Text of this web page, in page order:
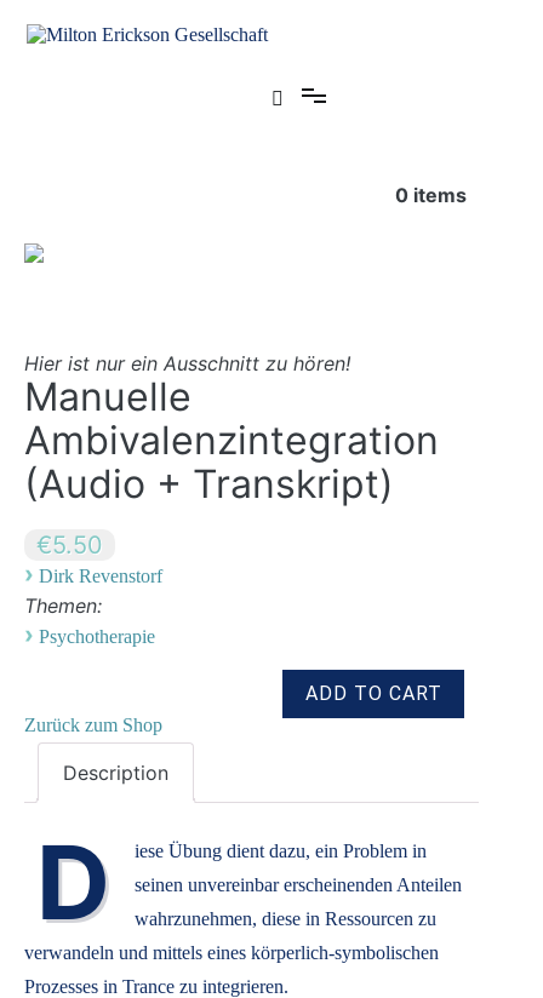
Inhalt
0 items
Hier ist nur ein Ausschnitt zu hören!
Manuelle
Ambivalenzintegration
(Audio + Transkript)
€5.50
› Dirk Revenstorf
Themen:
› Psychotherapie
Zurück zum Shop
Description
D
iese Übung dient dazu, ein Problem in
seinen unvereinbar erscheinenden Anteilen
wahrzunehmen, diese in Ressourcen zu
verwandeln und mittels eines körperlich-symbolischen
Prozesses in Trance zu integrieren.